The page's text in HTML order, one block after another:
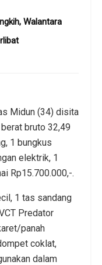
Walantara
Midun (34) disita
bruto 32,49
1 bungkus
elektrik, 1
Rp15.700.000,-.
1 tas sandang
Predator
panah
coklat,
dalam